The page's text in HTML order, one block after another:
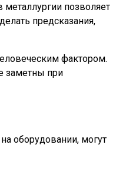
позволяет
предсказания,
фактором.
заметны при
оборудовании, могут